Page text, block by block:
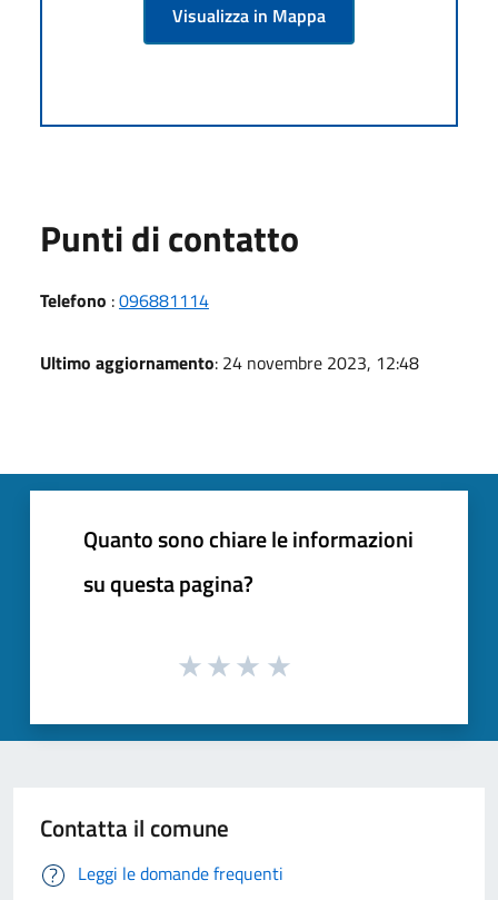
Visualizza in Mappa
Punti di contatto
Telefono :096881114
Ultimo aggiornamento: 24 novembre 2023, 12:48
Quanto sono chiare le informazioni
su questa pagina?
Contatta il comune
Leggi le domande frequenti